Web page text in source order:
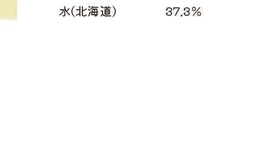
水(北海道) 37.3％